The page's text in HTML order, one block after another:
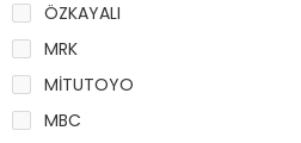
ÖZKAYALI
MRK
MİTUTOYO
MBC